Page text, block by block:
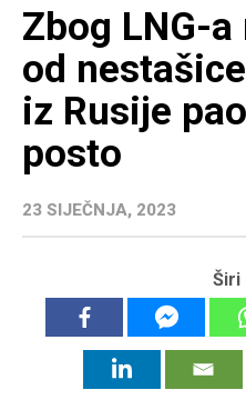
Zbog LNG-
od
iz Rusije
posto
23 SIJEČNJA, 2023
Širi